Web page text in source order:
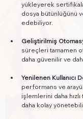
yükleyerek
dosya bütünlüğünü
edebiliyor.
Geliştirilmiş
süreçleri tamamen
daha güvenilir ve
Yenilenen Kullanıcı
performans ve
işlemlerini daha
daha kolay